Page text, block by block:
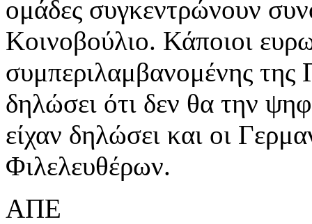
ομάδες συγκεντρώνουν
Κοινοβούλιο. Κάποιοι
συμπεριλαμβανομένης της
δηλώσει ότι δεν θα την
είχαν δηλώσει και οι
Φιλελευθέρων.
ΑΠΕ